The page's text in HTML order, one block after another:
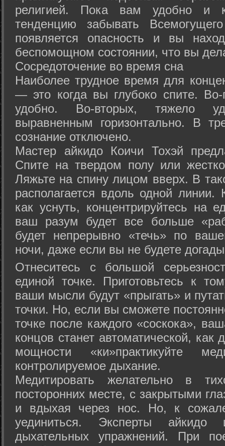
религией. Пока вам удобно и
тенденцию забывать
появляется опасность и вы
беспомощном состоянии, что вы
Сосредоточение во время сна
Наиболее трудное время для
— это когда вы глубоко спите.
удобно. Во-вторых, тяжело
выравненным горизонтально. В
сознание отключено.
Мастер айкидо Коичи Тохэй
Спите на твердом полу или
Ляжьте на спину лицом вверх. В
располагается вдоль одной
как уснуть, концентрируйтесь на
ваш разум будет все больше
будет непрерывно «течь» по
ночи, даже если вы не будете
Отнеситесь с большой
единой точке. Приготовьтесь к
ваши мысли будут «прыгать» и
точки. Но, если вы сможете
точке после каждого «соскока»,
концов станет автоматической,
мощности «ки»практикуйте
контролируемое дыхание.
Медитировать желательно в
посторонних месте, с закрытыми
и вдыхая через нос. Но, к
уединиться. Эксперты айкидо
дыхательных упражнений. При